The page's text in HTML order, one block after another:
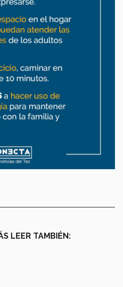
LEER TAMBIÉN: